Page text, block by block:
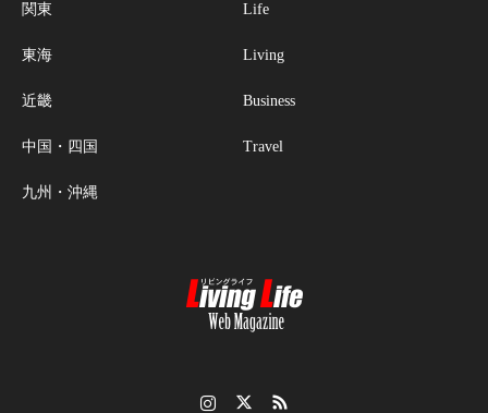
関東
東海
近畿
中国・四国
九州・沖縄
Life
Living
Business
Travel